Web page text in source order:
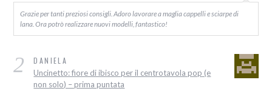
Grazie per tanti preziosi consigli. Adoro lavorare a maglia cappelli e sciarpe di
lana. Ora potrò realizzare nuovi modelli, fantastico!
2 DANIELA
Uncinetto: fiore di ibisco per il centrotavola pop (e
non solo) – prima puntata